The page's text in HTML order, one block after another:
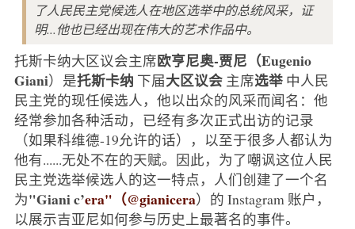
了人民民主党候选人在地区选举中的总统风采，证
明...他也已经出现在伟大的艺术作品中。
托斯卡纳大区议会主席欧亨尼奥-贾尼（Eugenio
Giani）是托斯卡纳 下届大区议会 主席选举 中人民
民主党的现任候选人，他以出众的风采而闻名：他
经常参加各种活动，已经有多次正式出访的记录
（如果科维德-19允许的话），以至于很多人都认为
他有......无处不在的天赋。因此，为了嘲讽这位人民
民主党选举候选人的这一特点，人们创建了一个名
为"Giani c’era"（@gianicera）的 Instagram 账户，
以展示吉亚尼如何参与历史上最著名的事件。